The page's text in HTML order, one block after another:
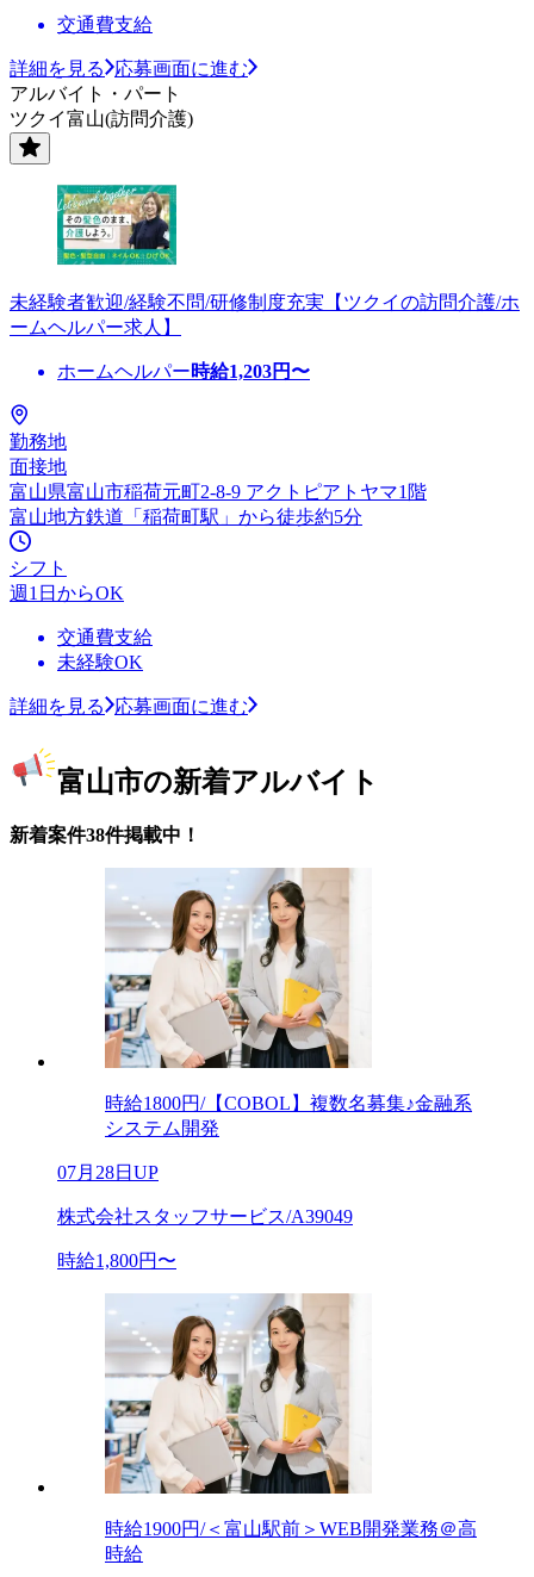
交通費支給
詳細を見る
応募画面に進む
アルバイト・パート
ツクイ富山(訪問介護)
未経験者歓迎/経験不問/研修制度充実【ツクイの訪問介護/ホ
ームヘルパー求人】
ホームヘルパー時給1,203円〜
勤務地
面接地
富山県富山市稲荷元町2-8-9 アクトピアトヤマ1階
富山地方鉄道「稲荷町駅」から徒歩約5分
シフト
週1日からOK
交通費支給
未経験OK
詳細を見る 応募画面に進む
富山市の新着アルバイト
新着案件38件掲載中！
時給1800円/【COBOL】複数名募集♪金融系
システム開発
07月28日UP
株式会社スタッフサービス/A39049
時給1,800円〜
時給1900円/＜富山駅前＞WEB開発業務＠高
時給